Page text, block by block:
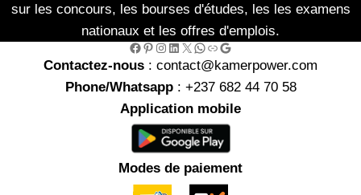
sur les concours, les bourses d'études, les les examens
nationaux et les offres d'emplois.
Facebook Pinterest InstagramLinkedIn X WhatsApp Link Google
Contactez-nous : contact@kamerpower.com
Phone/Whatsapp: +237 682 44 70 58
Application mobile
Modes de paiement